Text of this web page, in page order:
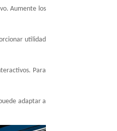
Aumente los
utilidad
Para
adaptar a